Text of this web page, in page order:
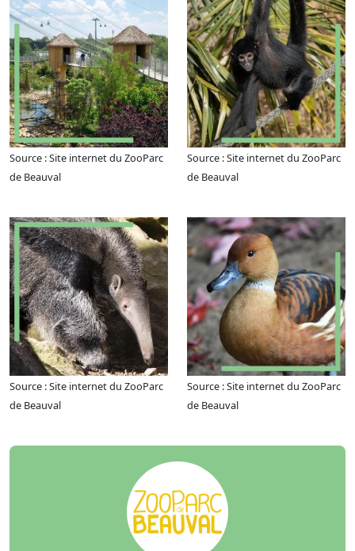
Source : Site internet du ZooParc
de Beauval
Source : Site internet du ZooParc
de Beauval
Source : Site internet du ZooParc
de Beauval
Source : Site internet du ZooParc
de Beauval